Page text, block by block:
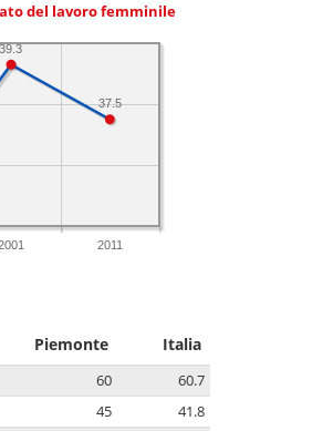
del lavoro femminile
2011
37.5
39.3
Piemonte Italia
60
60.7
45
41.8